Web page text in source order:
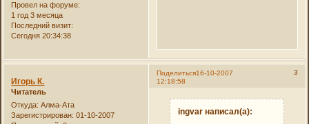
Провел на форуме:
1 год 3 месяца
Последний визит:
Сегодня 20:34:38
Поделиться 3
16-10-2007
12:18:58
Игорь К.
Читатель
Откуда: Алма-Ата
Зарегистрирован: 01-10-2007
ingvar написал(а):